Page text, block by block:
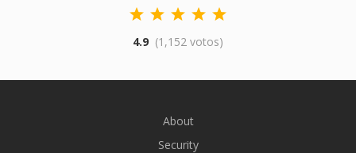
4.9 (1,152 votos)
About
Security